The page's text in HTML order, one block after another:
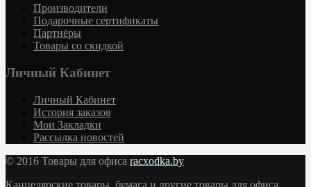
Производители
Подарочные сертификаты
Партнёры
Товары со скидкой
Личный Кабинет
Личный Кабинет
История заказов
Мои Закладки
Рассылка новостей
© 2016 Товары для офиса racxodka.by
Канцелярские товары, бумага и другие товары для офиса,